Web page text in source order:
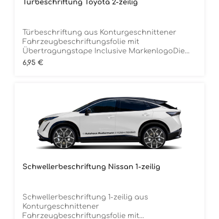
Türbeschriftung Toyota 2-zeilig
Türbeschriftung aus Konturgeschnittener
Fahrzeugbeschriftungsfolie mit
Übertragungstape Inclusive MarkenlogoDie
Folie ist Rückstandsfrei entfernbar Ca. 70 cm
Regulärer Preis:
6,95 €
Schwellerbeschriftung Nissan 1-zeilig
Schwellerbeschriftung 1-zeilig aus
Konturgeschnittener
Fahrzeugbeschriftungsfolie mit